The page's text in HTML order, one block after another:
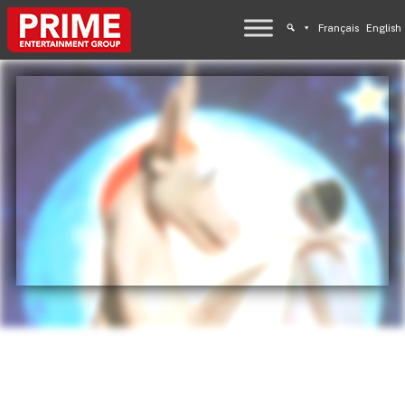
Français English